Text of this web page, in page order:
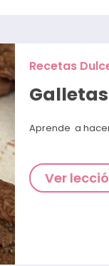
Recetas
Aprende a
Ver